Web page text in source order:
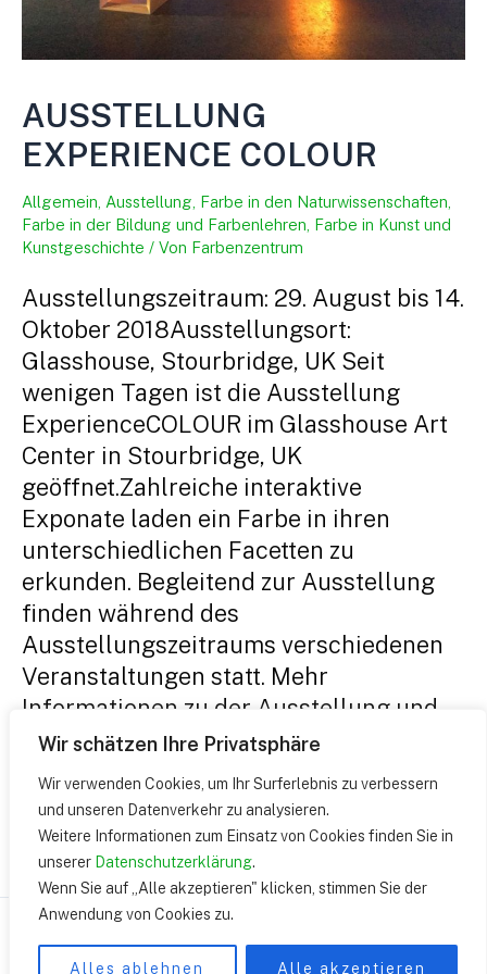
Wir schätzen Ihre Privatsphäre
Wir verwenden Cookies, um Ihr Surferlebnis zu verbessern
und unseren Datenverkehr zu analysieren.
Weitere Informationen zum Einsatz von Cookies finden Sie in
unserer Datenschutzerklärung.
Wenn Sie auf „Alle akzeptieren" klicken, stimmen Sie der
Anwendung von Cookies zu.
Alles ablehnen Alle akzeptieren
AUSSTELLUNG
EXPERIENCE COLOUR
Allgemein Ausstellung Farbe in den Naturwissenschaften
Farbe in der Bildung und Farbenlehren Farbe in Kunst und
Kunstgeschichte / Von Farbenzentrum
Ausstellungszeitraum: 29. August bis 14.
Oktober 2018Ausstellungsort:
Glasshouse, Stourbridge, UK Seit
wenigen Tagen ist die Ausstellung
ExperienceCOLOUR im Glasshouse Art
Center in Stourbridge, UK
geöffnet.Zahlreiche interaktive
Exponate laden ein Farbe in ihren
unterschiedlichen Facetten zu
erkunden. Begleitend zur Ausstellung
finden während des
Ausstellungszeitraums verschiedenen
Veranstaltungen statt. Mehr
Informationen zu der Ausstellung und
den Veranstaltungen finden …
Ausstellung
Experience
COLOUR
FARBENZENTRUM e.V.